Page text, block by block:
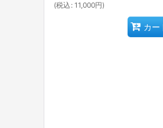
(税込 : 11,000円)
カー